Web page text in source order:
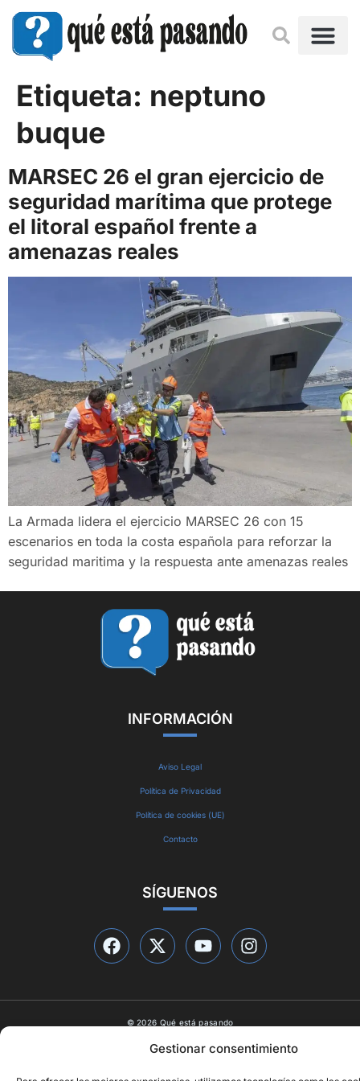
Gestionar consentimiento
Etiqueta: neptuno
buque
MARSEC 26 el gran ejercicio de
seguridad marítima que protege
el litoral español frente a
amenazas reales
La Armada lidera el ejercicio MARSEC 26 con 15
escenarios en toda la costa española para reforzar la
seguridad maritima y la respuesta ante amenazas reales
INFORMACIÓN
Aviso Legal
Política de Privacidad
Política de cookies (UE)
Contacto
SÍGUENOS
© 2026 Qué está pasando